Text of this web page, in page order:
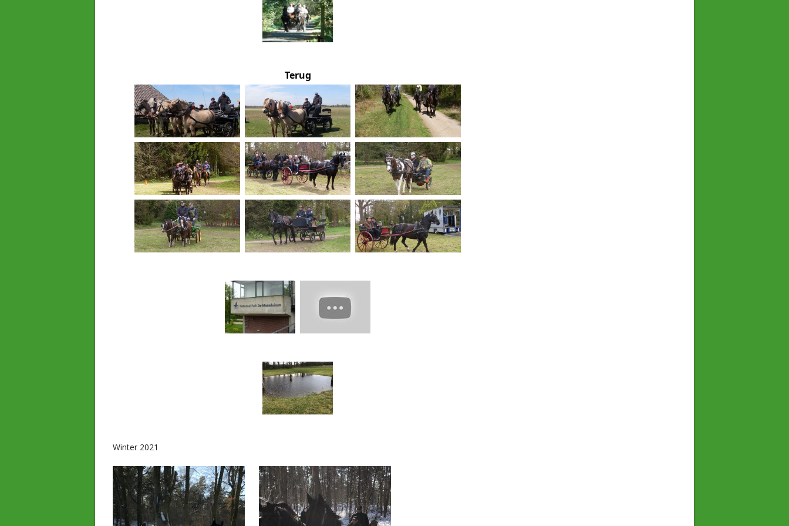
Terug
Winter 2021